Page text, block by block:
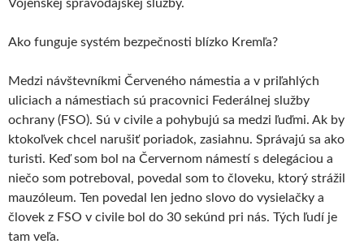
Vojenskej spravodajskej služby.
Ako funguje systém bezpečnosti blízko Kremľa?
Medzi návštevníkmi Červeného námestia a v priľahlých
uliciach a námestiach sú pracovnici Federálnej služby
ochrany (FSO). Sú v civile a pohybujú sa medzi ľuďmi. Ak by
ktokoľvek chcel narušiť poriadok, zasiahnu. Správajú sa ako
turisti. Keď som bol na Červernom námestí s delegáciou a
niečo som potreboval, povedal som to človeku, ktorý strážil
mauzóleum. Ten povedal len jedno slovo do vysielačky a
človek z FSO v civile bol do 30 sekúnd pri nás. Tých ľudí je
tam veľa.